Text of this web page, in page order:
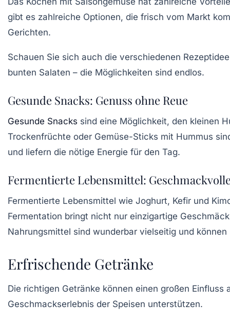
gibt es zahlreiche Optionen, die frisch vom Markt
Gerichten.
Schauen Sie sich auch die verschiedenen
bunten Salaten – die Möglichkeiten sind endlos.
Gesunde Snacks: Genuss ohne Reue
Gesunde Snacks sind eine Möglichkeit, den kleinen
Trockenfrüchte oder Gemüse-Sticks mit Hummus
und liefern die nötige Energie für den Tag.
Fermentierte Lebensmittel:
Fermentierte Lebensmittel wie Joghurt, Kefir und
Fermentation bringt nicht nur einzigartige
Nahrungsmittel sind wunderbar vielseitig und
Erfrischende Getränke
Die richtigen Getränke können einen großen
Geschmackserlebnis der Speisen unterstützen.